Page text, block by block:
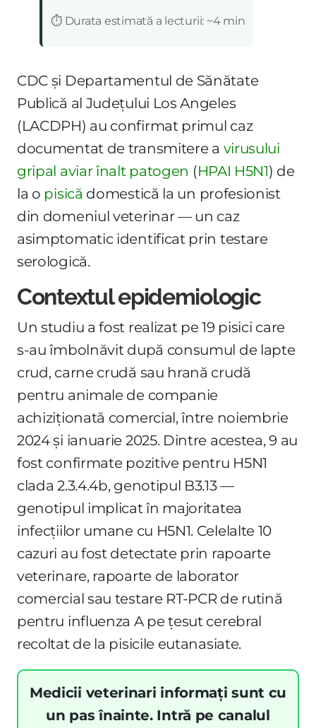
⏱️ Durata estimată a lecturii: ~4 min
CDC și Departamentul de Sănătate
Publică al Județului Los Angeles
(LACDPH) au confirmat primul caz
documentat de transmitere a virusului
gripal aviar înalt patogen (HPAI H5N1) de
la o pisică domestică la un profesionist
din domeniul veterinar — un caz
asimptomatic identificat prin testare
serologică.
Contextul epidemiologic
Un studiu a fost realizat pe 19 pisici care
s-au îmbolnăvit după consumul de lapte
crud, carne crudă sau hrană crudă
pentru animale de companie
achiziționată comercial, între noiembrie
2024 și ianuarie 2025. Dintre acestea, 9 au
fost confirmate pozitive pentru H5N1
clada 2.3.4.4b, genotipul B3.13 —
genotipul implicat în majoritatea
infecțiilor umane cu H5N1. Celelalte 10
cazuri au fost detectate prin rapoarte
veterinare, rapoarte de laborator
comercial sau testare RT-PCR de rutină
pentru influenza A pe țesut cerebral
recoltat de la pisicile eutanasiate.
Medicii veterinari informați sunt cu
un pas înainte. Intră pe canalul